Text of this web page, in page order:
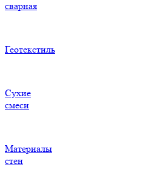
сварная
Геотекстиль
Сухие
смеси
Материалы
стен